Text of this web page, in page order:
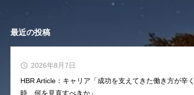
最近の投稿
HBR Article：キャリア「成功を支えてきた働き方が辛
時、何を見直すべきか」
2026年8月7日